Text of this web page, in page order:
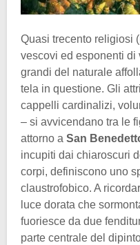
Quasi trecento religiosi
vescovi ed esponenti di
grandi del naturale
tela in questione. Gli
cappelli cardinalizi,
– si avvicendano tra le
attorno a San
incupiti dai chiaroscuri
corpi, definiscono uno
claustrofobico. A
luce dorata che
fuoriesce da due
parte centrale del